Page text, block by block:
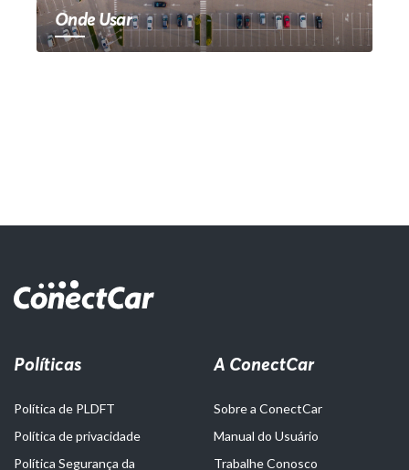
Onde Usar
Políticas
Política de PLDFT
Política de privacidade
Política Segurança da
A ConectCar
Sobre a ConectCar
Manual do Usuário
Trabalhe Conosco